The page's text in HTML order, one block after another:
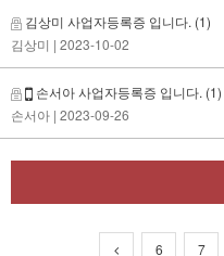
김상미 사업자등록증 입니다. (1)
김상미 | 2023-10-02
손서아 사업자등록증 입니다. (1)
손서아 | 2023-09-26
6 7